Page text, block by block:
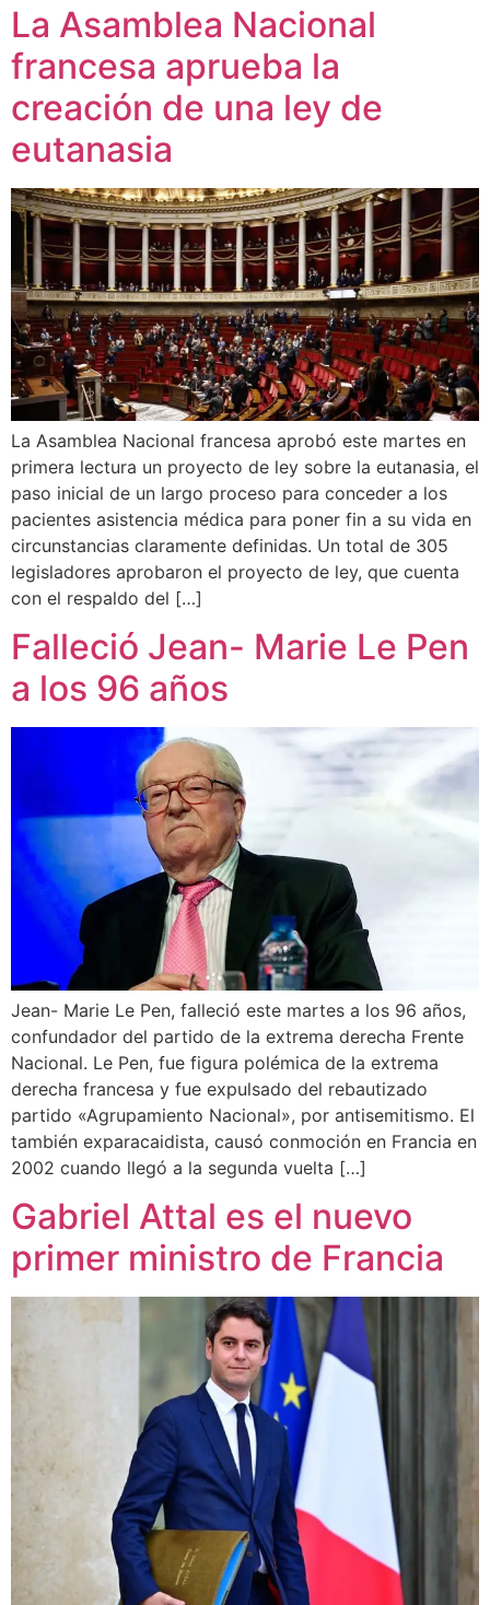
La Asamblea Nacional
francesa aprueba la
creación de una ley de
eutanasia
La Asamblea Nacional francesa aprobó este martes en
primera lectura un proyecto de ley sobre la eutanasia, el
paso inicial de un largo proceso para conceder a los
pacientes asistencia médica para poner fin a su vida en
circunstancias claramente definidas. Un total de 305
legisladores aprobaron el proyecto de ley, que cuenta
con el respaldo del […]
Falleció Jean- Marie Le Pen
a los 96 años
Jean- Marie Le Pen, falleció este martes a los 96 años,
confundador del partido de la extrema derecha Frente
Nacional. Le Pen, fue figura polémica de la extrema
derecha francesa y fue expulsado del rebautizado
partido «Agrupamiento Nacional», por antisemitismo. El
también exparacaidista, causó conmoción en Francia en
2002 cuando llegó a la segunda vuelta […]
Gabriel Attal es el nuevo
primer ministro de Francia